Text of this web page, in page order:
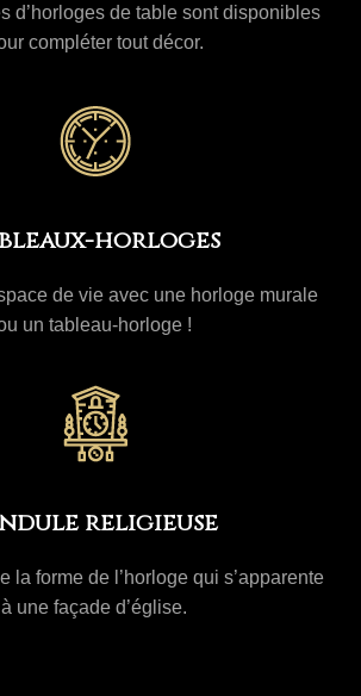
d’horloges de table sont disponibles
compléter tout décor.
horloges
de vie avec une horloge murale
un tableau-horloge !
religieuse
la forme de l’horloge qui s’apparente
à une façade d’église.